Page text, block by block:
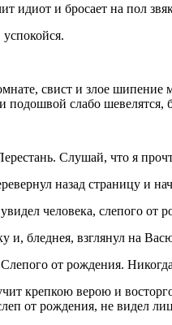
идиот и бросает на пол
свист и злое шипение
подошвой слабо шевелятся,
Слушай, что я
назад страницу и
человека, слепого от
и, бледнея, взглянул на
от рождения.
крепкою верою и
от рождения, не видел